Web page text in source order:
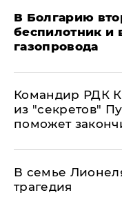
В Болгарию
беспилотник и
газопровода
Командир РДК
из "секретов"
поможет
В семье
трагедия